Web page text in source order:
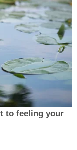
to feeling your